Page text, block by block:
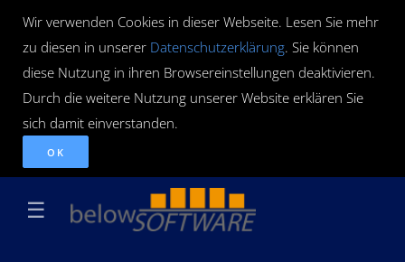
Wir verwenden Cookies in dieser Webseite. Lesen Sie mehr
zu diesen in unserer Datenschutzerklärung. Sie können
diese Nutzung in ihren Browsereinstellungen deaktivieren.
Durch die weitere Nutzung unserer Website erklären Sie
sich damit einverstanden.
OK
☰